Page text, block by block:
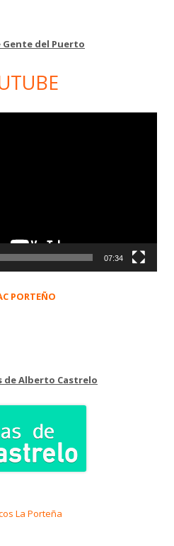
Gente del Puerto
07:34
PORTEÑO
de Alberto Castrelo
La Porteña